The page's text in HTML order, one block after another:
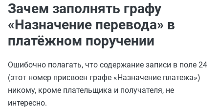
Зачем заполнять графу
«Назначение перевода» в
платёжном поручении
Ошибочно полагать, что содержание записи в поле 24
(этот номер присвоен графе «Назначение платежа»)
никому, кроме плательщика и получателя, не
интересно.